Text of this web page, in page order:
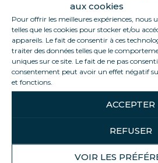
aux cookies
Pour offrir les meilleures expériences, nous
telles que les cookies pour stocker et/ou
appareils. Le fait de consentir à ces
traiter des données telles que le
uniques sur ce site. Le fait de ne pas
consentement peut avoir un effet négatif
et fonctions.
ACCEPTER
REFUSER
VOIR LES
HARD SKILLS
Conocimiento de los
procedimientos de
Respetar las normas
seguridad.
almacenamiento de